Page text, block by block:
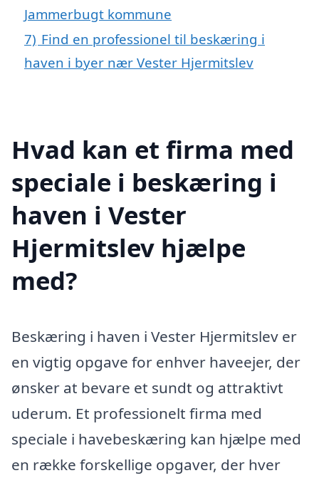
Jammerbugt kommune
7) Find en professionel til beskæring i
haven i byer nær Vester Hjermitslev
Hvad kan et firma med
speciale i beskæring i
haven i Vester
Hjermitslev hjælpe
med?
Beskæring i haven i Vester Hjermitslev er
en vigtig opgave for enhver haveejer, der
ønsker at bevare et sundt og attraktivt
uderum. Et professionelt firma med
speciale i havebeskæring kan hjælpe med
en række forskellige opgaver, der hver